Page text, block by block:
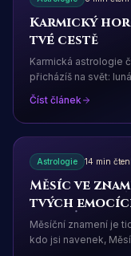
Karmický
tvé cestě
Karmická astrologie
přicházíš na svět:
Číst článek
Astrologie 14 min
Měsíc ve
tvých
Měsíční znamení je
kdo jsi navenek,